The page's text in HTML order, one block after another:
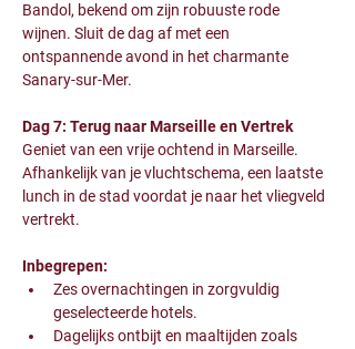
Bandol, bekend om zijn robuuste rode
wijnen. Sluit de dag af met een
ontspannende avond in het charmante
Sanary-sur-Mer.
Dag 7: Terug naar Marseille en Vertrek
Geniet van een vrije ochtend in Marseille.
Afhankelijk van je vluchtschema, een laatste
lunch in de stad voordat je naar het vliegveld
vertrekt.
Inbegrepen:
Zes overnachtingen in zorgvuldig
geselecteerde hotels.
Dagelijks ontbijt en maaltijden zoals